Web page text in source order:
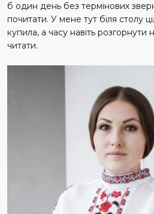
б один день без термінових
почитати. У мене тут біля столу
купила, а часу навіть
читати.